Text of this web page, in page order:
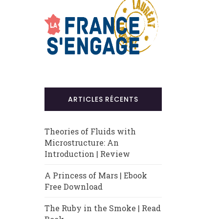
ARTICLES RÉCENTS
Theories of Fluids with
Microstructure: An
Introduction | Review
A Princess of Mars | Ebook
Free Download
The Ruby in the Smoke | Read